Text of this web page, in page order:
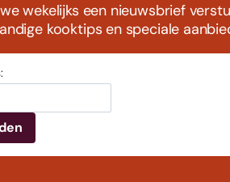
wekelijks een nieuwsbrief
kooktips en speciale